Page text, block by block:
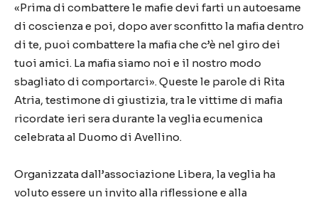
«Prima di combattere le mafie devi farti un autoesame
di coscienza e poi, dopo aver sconfitto la mafia dentro
di te, puoi combattere la mafia che c’è nel giro dei
tuoi amici. La mafia siamo noi e il nostro modo
sbagliato di comportarci». Queste le parole di Rita
Atria, testimone di giustizia, tra le vittime di mafia
ricordate ieri sera durante la veglia ecumenica
celebrata al Duomo di Avellino.
Organizzata dall’associazione Libera, la veglia ha
voluto essere un invito alla riflessione e alla